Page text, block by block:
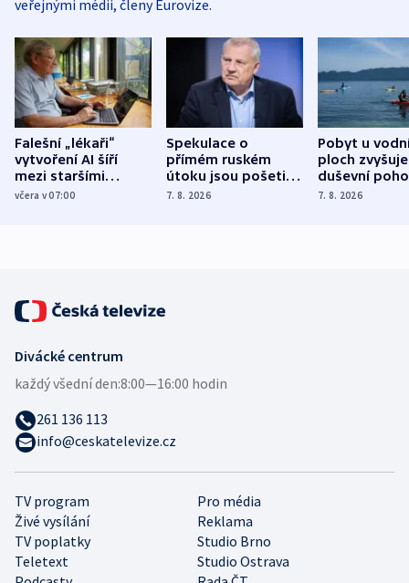
veřejnými médii, členy Eurovize.
Falešní „lékaři“
vytvoření AI šíří
mezi staršími
Poláky nebezpečné
včera v 07:00
Spekulace o
přímém ruském
útoku jsou pošetilé,
míní estonský
7. 8. 2026
Pobyt u
ploch zvyšuje
duševní
ukázala
7. 8. 2026
TV program
Pro média
Živé vysílání
Reklama
TV poplatky
Studio Brno
Teletext
Studio Ostrava
Divácké centrum
každý všední den:8:00—16:00 hodin
261 136 113
info@ceskatelevize.cz